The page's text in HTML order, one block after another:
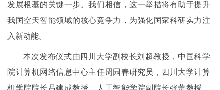
发展根基的关键一步。我们相信，这一举措将有助于提升
我国空天智能领域的核心竞争力，为强化国家科研实力注
入新动能。
本次发布仪式由四川大学副校长刘超教授，中国科学
院计算机网络信息中心主任周园春研究员，四川大学计算
机学院院长吕建成教授、人工智能学院副院长张蕾教授、